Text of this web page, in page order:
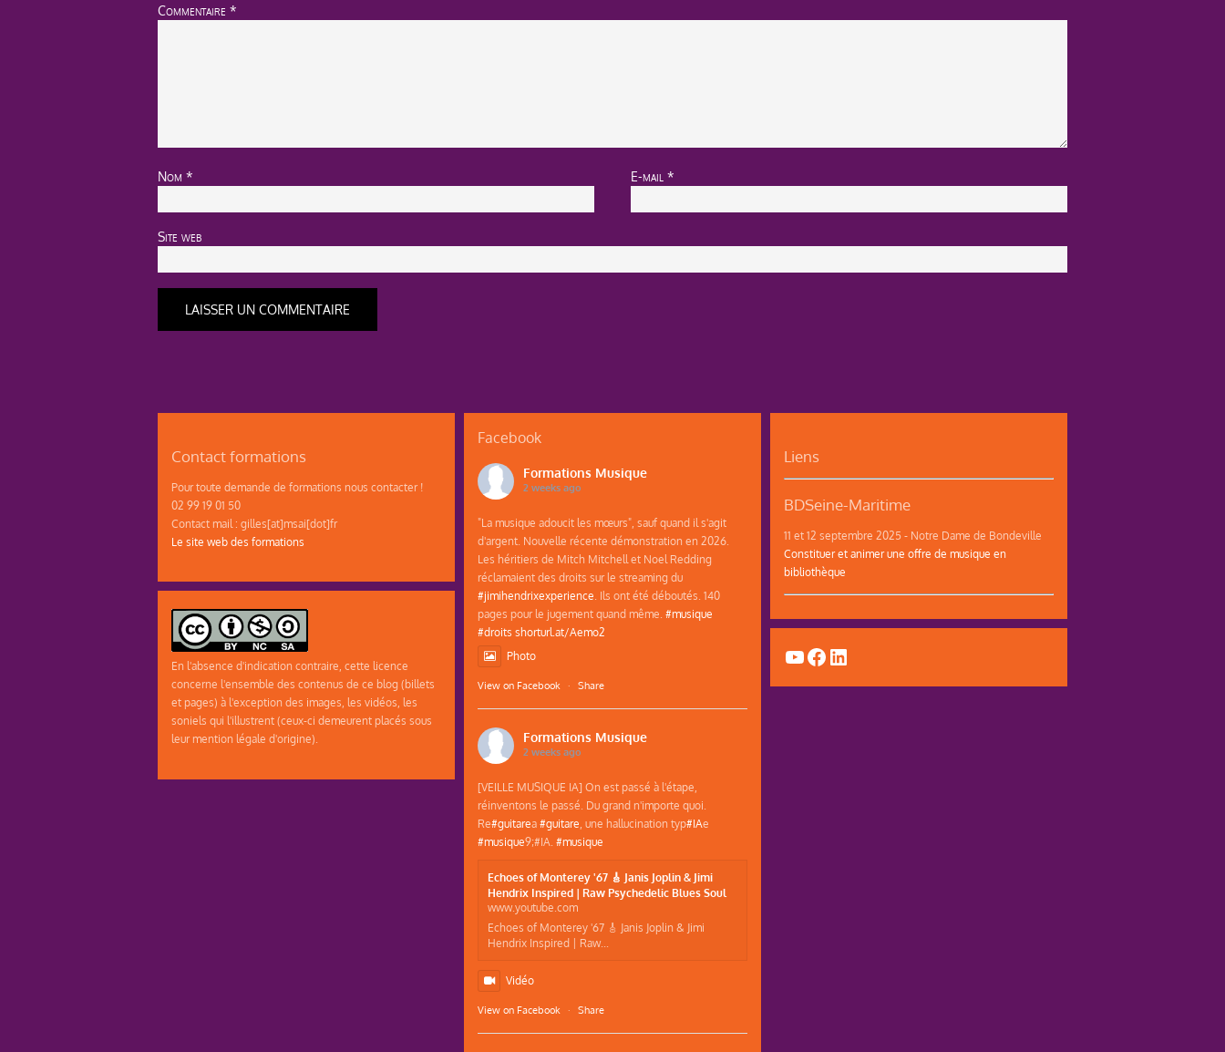
Commentaire *
Nom * E-mail *
Site web
Contact formations
Pour toute demande de formations nous contacter !
02 99 19 01 50
Contact mail : gilles[at]msai[dot]fr
Le site web des formations
En l'absence d'indication contraire, cette licence
concerne l'ensemble des contenus de ce blog (billets
et pages) à l'exception des images, les vidéos, les
soniels qui l'illustrent (ceux-ci demeurent placés sous
leur mention légale d'origine).
Facebook
Formations Musique
2 weeks ago
"La musique adoucit les mœurs", sauf quand il s'agit
d'argent. Nouvelle récente démonstration en 2026.
Les héritiers de Mitch Mitchell et Noel Redding
réclamaient des droits sur le streaming du
#jimihendrixexperience . Ils ont été déboutés. 140
pages pour le jugement quand même. #musique
#droits shorturl.at/Aemo2
Photo
View on Facebook · Share
Formations Musique
2 weeks ago
[VEILLE MUSIQUE IA] On est passé à l'étape,
réinventons le passé. Du grand n'importe quoi.
Re#guitarea#guitare , une hallucination typ#IAe
#musique9;#IA. #musique
Echoes of Monterey '67 🎸 Janis Joplin & Jimi
Hendrix Inspired | Raw Psychedelic Blues Soul
www.youtube.com
Echoes of Monterey '67 🎸 Janis Joplin & Jimi
Hendrix Inspired | Raw...
Vidéo
View on Facebook · Share
Liens
BDSeine-Maritime
11 et 12 septembre 2025 - Notre Dame de Bondeville
Constituer et animer une offre de musique en
bibliothèque
YouTube
Facebook
LinkedIn